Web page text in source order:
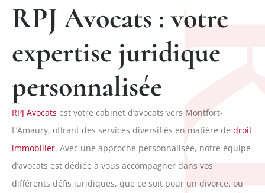
RPJ Avocats : votre
expertise juridique
personnalisée
RPJ Avocats est votre cabinet d’avocats vers Montfort-
L’Amaury, offrant des services diversifiés en matière de droit
immobilier. Avec une approche personnalisée, notre équipe
d’avocats est dédiée à vous accompagner dans vos
différents défis juridiques, que ce soit pour un divorce, ou